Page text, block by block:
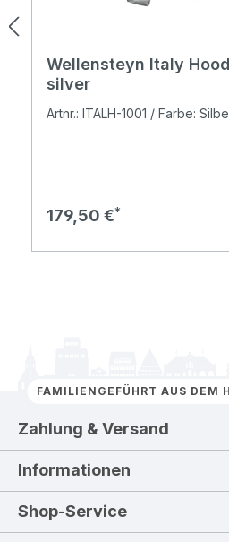
Wellensteyn Italy
silver
Artnr.: ITALH-1001 / Farbe:
Regulärer Preis:
179,50 €
FAMILIENGEFÜHRT AUS DEM
Zahlung & Versand
Informationen
Shop-Service